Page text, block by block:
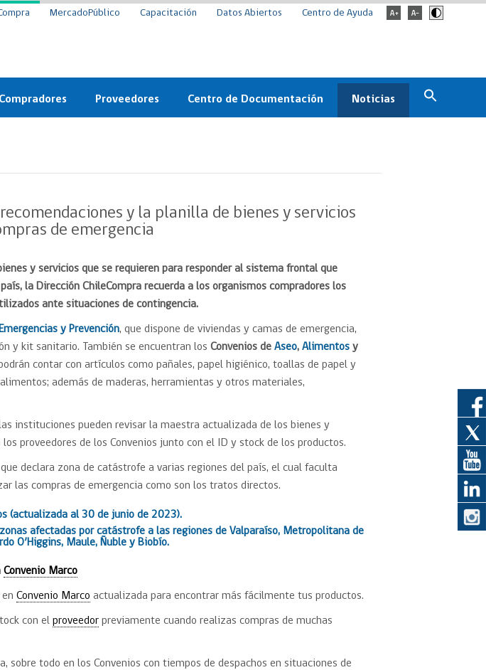
MercadoPúblico Capacitación Datos Abiertos Centro de Ayuda
Compradores
Ágil
de Licitaciones
Tipo de Licitación
Marco
directo
inversa
de Contratos
públicas con
de género
Proveedores
Licitaciones
Convenio Marco
Subasta inversa
electrónica proveedor
Centro de Documentación Noticias
Archivo de noticias
Boletines
ChileCompra
y la planilla de bienes y servicios
de emergencia
y servicios que se requieren para responder al sistema frontal que
la Dirección ChileCompra recuerda a los organismos compradores los
ante situaciones de contingencia.
y Prevención, que dispone de viviendas y camas de emergencia,
y kit sanitario. También se encuentran losConvenios deAseo,Alimentos y
contar con artículos como pañales, papel higiénico, toallas de papel y
además de maderas, herramientas y otros materiales,
instituciones pueden revisar la maestra actualizada de los bienes y
proveedores de los Convenios junto con el ID y stock de los productos.
declara zona de catástrofe a varias regiones del país, el cual faculta
las compras de emergencia como son los tratos directos.
(actualizada al 30 de junio de 2023).
afectadas por catástrofe a las regiones de Valparaíso, Metropolitana de
O’Higgins, Maule, Ñuble y Biobío.
Convenio Marco
enConvenio Marco actualizada para encontrar más fácilmente tus productos.
con elproveedor previamente cuando realizas compras de muchas
sobre todo en los Convenios con tiempos de despachos en situaciones de